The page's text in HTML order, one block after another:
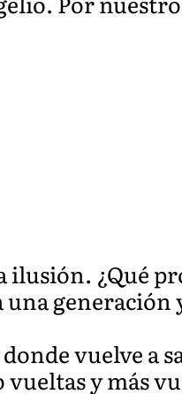
ilusión. ¿Qué
una
vuelve a
y más